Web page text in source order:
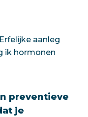
Erfelijke aanleg
ik hormonen
preventieve
je